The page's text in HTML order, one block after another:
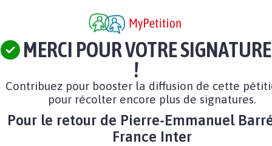
MERCI POUR VOTRE SIGNATURE
!
Contribuez pour booster la diffusion de cette
pour récolter encore plus de signatures.
Pour le retour de Pierre-Emmanuel
France Inter